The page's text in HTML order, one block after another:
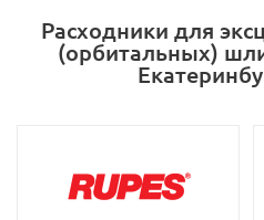
Расходники для
(орбитальных)